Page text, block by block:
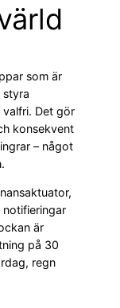
som är
valfri. Det gör
konsekvent
– något
är
på 30
regn